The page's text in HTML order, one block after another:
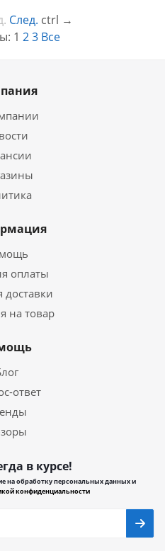
След. ctrl →
1 23 Все
оплаты
доставки
на товар
ответ
в курсе!
на обработку персональных данных и
конфиденциальности